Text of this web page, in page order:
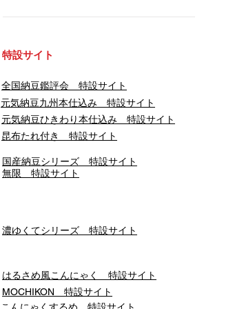
​特設サイト
​全国納豆鑑評会 特設サイト
​元気納豆九州本仕込み 特設サイト
元気納豆ひきわり本仕込み 特設サイト
昆布たれ付き 特設サイト
国産納豆シリーズ 特設サイト
無限 特設サイト
濃ゆくてシリーズ 特設サイト
はるさめ風こんにゃく 特設サイト
​MOCHIKON 特設サイト